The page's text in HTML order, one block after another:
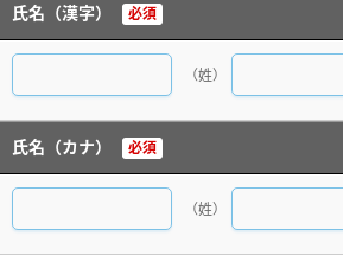
氏名（漢字） 必須
（姓）
氏名（カナ） 必須
（姓）